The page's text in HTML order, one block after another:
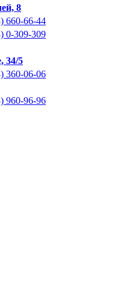
8
660-66-44
0-309-309
34/5
360-06-06
960-96-96